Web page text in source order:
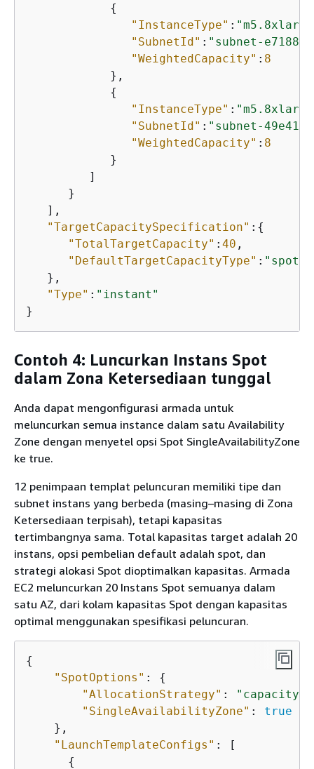
{
"InstanceType" :
"SubnetId" : "subnet-
"WeightedCapacity" : 8
            },
{
"InstanceType" :
"SubnetId" : "subnet-
"WeightedCapacity" : 8
            }
         ]
      }
   ],
"TargetCapacitySpecification" : {
"TotalTargetCapacity" : 40 ,
"DefaultTargetCapacityType" : "spot"
   },
"Type" : "instant"
}
Contoh 4: Luncurkan Instans Spot
dalam Zona Ketersediaan tunggal
Anda dapat mengonfigurasi armada untuk
meluncurkan semua instance dalam satu Availability
Zone dengan menyetel opsi Spot SingleAvailabilityZone
ke true.
12 penimpaan templat peluncuran memiliki tipe dan
subnet instans yang berbeda (masing–masing di Zona
Ketersediaan terpisah), tetapi kapasitas
tertimbangnya sama. Total kapasitas target adalah 20
instans, opsi pembelian default adalah spot, dan
strategi alokasi Spot dioptimalkan kapasitas. Armada
EC2 meluncurkan 20 Instans Spot semuanya dalam
satu AZ, dari kolam kapasitas Spot dengan kapasitas
optimal menggunakan spesifikasi peluncuran.
{
"SpotOptions" : {
"AllocationStrategy" :
"capacity-
"SingleAvailabilityZone" : true
    },
"LaunchTemplateConfigs" : [
{